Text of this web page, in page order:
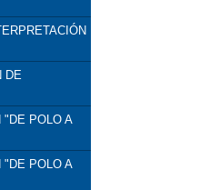
DE
"DE POLO A
"DE POLO A